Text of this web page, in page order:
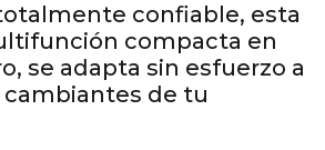
confiable, esta
compacta en
se adapta sin esfuerzo a
de tu